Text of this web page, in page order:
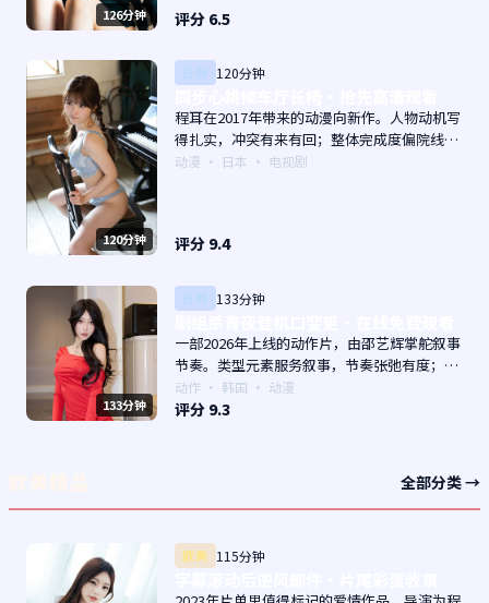
126分钟 评分 6.5
120分钟
120分钟
程耳在2017年带来的动漫向新作。人物动机写
得扎实，冲突有来有回；整体完成度偏院线质
感。主演以演技派为主，适合喜欢强叙事与人
动漫 · 日本 · 电视剧
评分 9.4
133分钟
133分钟
一部2026年上线的动作片，由邵艺辉掌舵叙事
节奏。类型元素服务叙事，节奏张弛有度；对
白密度高，留意潜台词。主演以演技派为主，
适合喜欢强叙事与人物关系的观众加入片单。
动作 · 韩国 · 动漫
评分 9.3
全部分类 →
欧美 115分钟